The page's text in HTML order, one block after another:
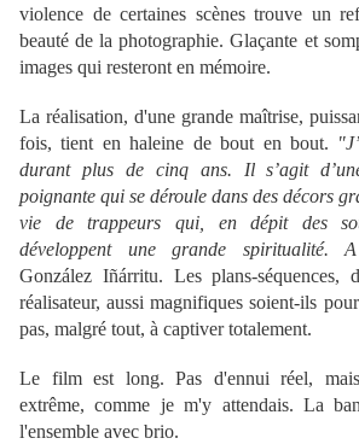
violence de certaines scènes trouve un
beauté de la photographie. Glaçante et
images qui resteront en mémoire.
La réalisation, d'une grande maîtrise,
fois, tient en haleine de bout en bout.
durant plus de cinq ans. Il s’agit
poignante qui se déroule dans des décors
vie de trappeurs qui, en dépit des
développent une grande spiritualité.
González Iñárritu. Les plans-séquences,
réalisateur, aussi magnifiques soient-ils
pas, malgré tout, à captiver totalement.
Le film est long. Pas d'ennui réel, mais
extrême, comme je m'y attendais. La
l'ensemble avec brio.